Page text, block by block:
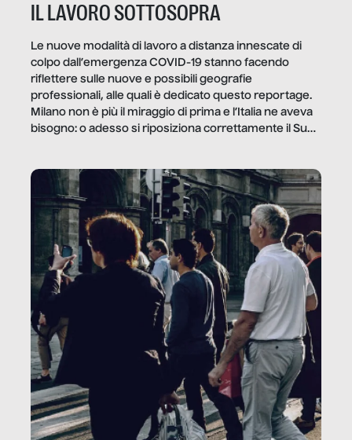
IL LAVORO SOTTOSOPRA
Le nuove modalità di lavoro a distanza innescate di
colpo dall’emergenza COVID-19 stanno facendo
riflettere sulle nuove e possibili geografie
professionali, alle quali è dedicato questo reportage.
Milano non è più il miraggio di prima e l’Italia ne aveva
bisogno: o adesso si riposiziona correttamente il Sud